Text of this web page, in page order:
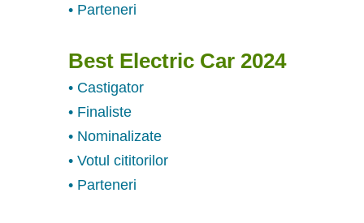
• Parteneri
Best Electric Car 2024
• Castigator
• Finaliste
• Nominalizate
• Votul cititorilor
• Parteneri